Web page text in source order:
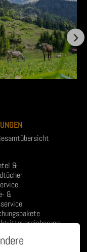
&
&